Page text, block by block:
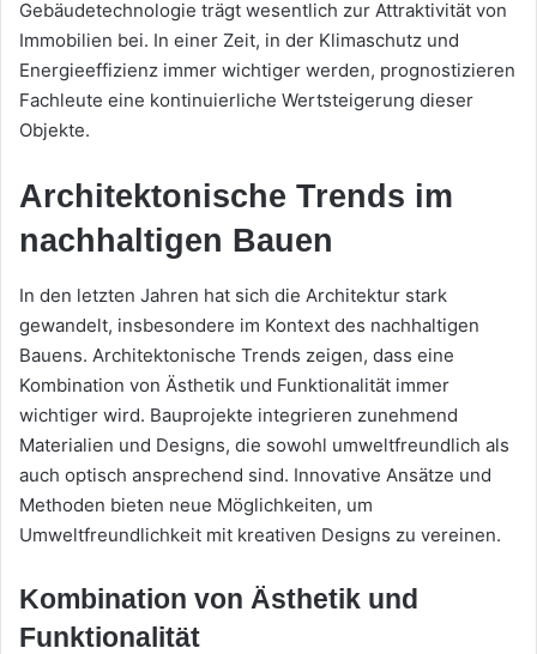
Gebäudetechnologie trägt wesentlich zur Attraktivität von
Immobilien bei. In einer Zeit, in der Klimaschutz und
Energieeffizienz immer wichtiger werden, prognostizieren
Fachleute eine kontinuierliche Wertsteigerung dieser
Objekte.
Architektonische Trends im
nachhaltigen Bauen
In den letzten Jahren hat sich die Architektur stark
gewandelt, insbesondere im Kontext des nachhaltigen
Bauens. Architektonische Trends zeigen, dass eine
Kombination von Ästhetik und Funktionalität immer
wichtiger wird. Bauprojekte integrieren zunehmend
Materialien und Designs, die sowohl umweltfreundlich als
auch optisch ansprechend sind. Innovative Ansätze und
Methoden bieten neue Möglichkeiten, um
Umweltfreundlichkeit mit kreativen Designs zu vereinen.
Kombination von Ästhetik und
Funktionalität